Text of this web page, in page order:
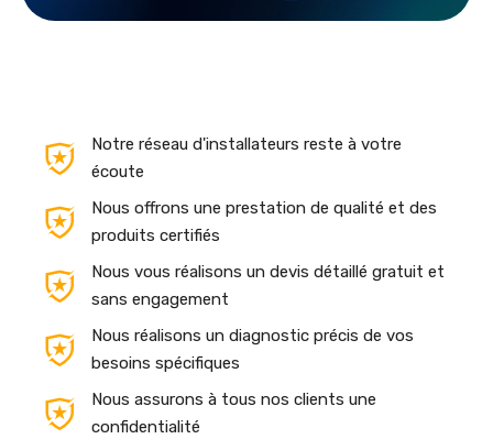
Notre réseau d'installateurs reste à votre
écoute
Nous offrons une prestation de qualité et des
produits certifiés
Nous vous réalisons un devis détaillé gratuit et
sans engagement
Nous réalisons un diagnostic précis de vos
besoins spécifiques
Nous assurons à tous nos clients une
confidentialité